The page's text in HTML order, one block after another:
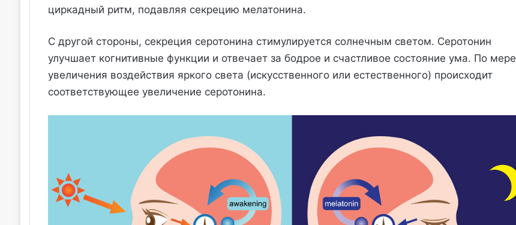
циркадный ритм, подавляя секрецию мелатонина.
С другой стороны, секреция серотонина стимулируется солнечным светом. Серотонин
улучшает когнитивные функции и отвечает за бодрое и счастливое состояние ума. По мере
увеличения воздействия яркого света (искусственного или естественного) происходит
соответствующее увеличение серотонина.